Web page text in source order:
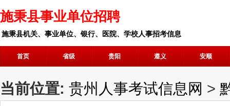
施秉县事业单位招聘
施秉县机关、事业单位、银行、医院、学校人事招考信息
首页 省级 贵阳 遵义 安顺
当前位置: 贵州人事考试信息网 >